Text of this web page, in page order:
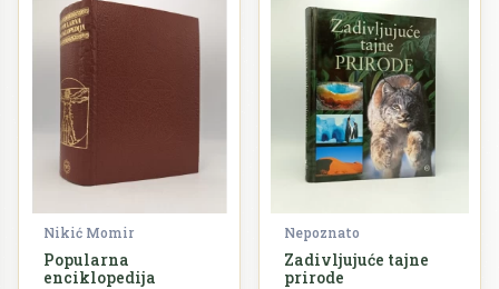
Nikić Momir
Popularna
enciklopedija
Nepoznato
Zadivljujuće tajne
prirode